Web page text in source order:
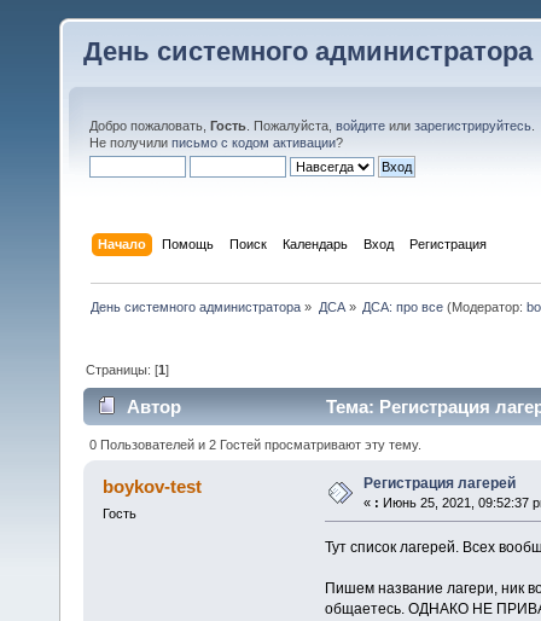
День системного администратора
Добро пожаловать, Гость . Пожалуйста, войдите или зарегистрируйтесь
Не получили письмо с кодом активации?
Начало Помощь Поиск Календарь Вход Регистрация
День системного администратора » ДСА» ДСА: про все(Модератор:
Страницы: [1]
Автор Тема: Регистрация
0 Пользователей и 2 Гостей просматривают эту тему.
boykov-test
Гость
Регистрация лагерей
« : Июнь 25, 2021, 09:52:37
Тут список лагерей. Всех
Пишем название лагери, ник
общаетесь. ОДНАКО НЕ